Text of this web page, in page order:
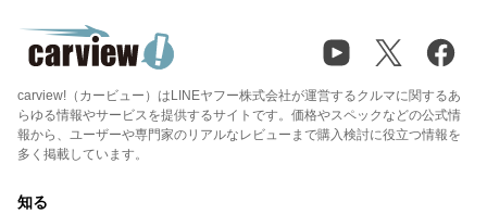
carview!（カービュー）はLINEヤフー株式会社が運営するクルマに関するあ
らゆる情報やサービスを提供するサイトです。価格やスペックなどの公式情
報から、ユーザーや専門家のリアルなレビューまで購入検討に役立つ情報を
多く掲載しています。
知る